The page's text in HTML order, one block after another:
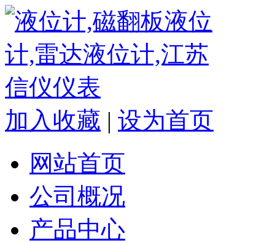
加入收藏 | 设为首页
网站首页
公司概况
产品中心